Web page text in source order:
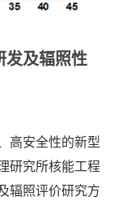
发及辐照性
高安全性的新型
研究所核能工程
辐照评价研究方